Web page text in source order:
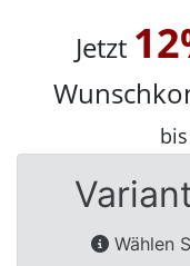
Jetzt
Wählen
Schränke
Massivholzbetten
Kommoden